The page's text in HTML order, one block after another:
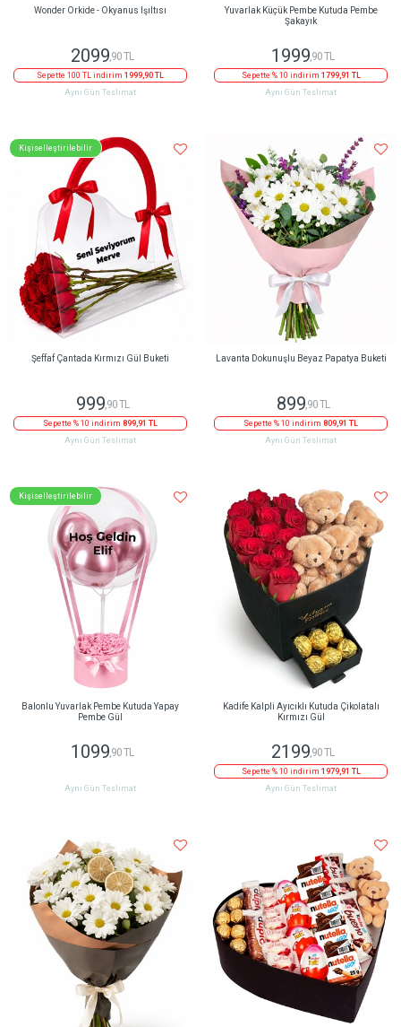
Wonder Orkide - Okyanus Işıltısı
2099 ,90 TL
Sepette 100 TL indirim 1999,90 TL
Aynı Gün Teslimat
Yuvarlak Küçük Pembe Kutuda Pembe
Şakayık
1999 ,90 TL
Sepette % 10 indirim 1799,91 TL
Aynı Gün Teslimat
Kişiselleştirilebilir
Şeffaf Çantada Kırmızı Gül Buketi
999,90 TL
Sepette % 10 indirim 899,91 TL
Aynı Gün Teslimat
Lavanta Dokunuşlu Beyaz Papatya Buketi
899,90 TL
Sepette % 10 indirim 809,91 TL
Aynı Gün Teslimat
Kişiselleştirilebilir
Balonlu Yuvarlak Pembe Kutuda Yapay
Pembe Gül
1099,90 TL
Aynı Gün Teslimat
Kadife Kalpli Ayıcıklı Kutuda Çikolatalı
Kırmızı Gül
2199,90 TL
Sepette % 10 indirim 1979,91 TL
Aynı Gün Teslimat